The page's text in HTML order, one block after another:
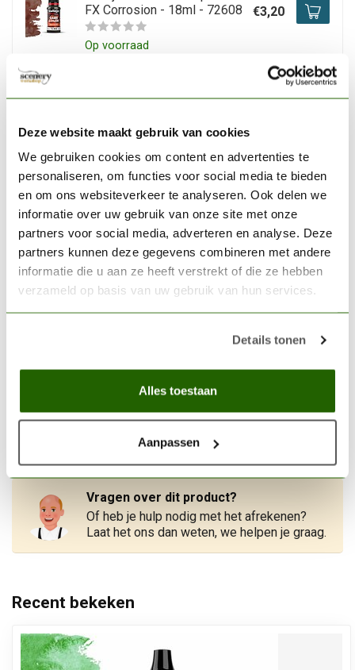
Deze website maakt gebruik van cookies
We gebruiken cookies om content en advertenties te
personaliseren, om functies voor social media te bieden
en om ons websiteverkeer te analyseren. Ook delen we
informatie over uw gebruik van onze site met onze
partners voor social media, adverteren en analyse. Deze
partners kunnen deze gegevens combineren met andere
informatie die u aan ze heeft verstrekt of die ze hebben
verzameld op basis van uw gebruik van hun services.
Details tonen
Alles toestaan
Aanpassen
FX Corrosion - 18ml - 72608
Op voorraad
€3,20
- 72610
Op voorraad
VALLEJO
Vallejo Game Color Special
FX Thick Blood - 18ml -
72602
Op voorraad
€3,20
Vragen over dit product?
Of heb je hulp nodig met het afrekenen?
Laat het ons dan weten, we helpen je graag.
Recent bekeken